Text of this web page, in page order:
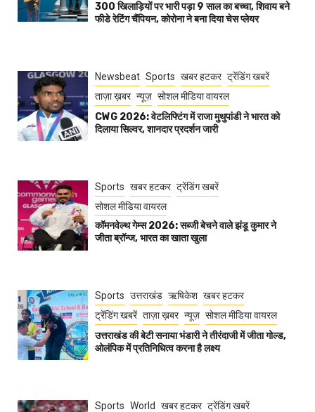
300 खिलाड़ियों पर भारी पड़ा 9 साल का बच्चा, शिवाय बने
फीडे रेटिंग चैंपियन, कोरोना ने बना दिया चेस प्लेयर
Newsbeat Sports खबर हटकर ट्रेंडिंग खबरें
ताज़ा ख़बर न्यूज़ सोशल मीडिया वायरल
CWG 2026: वेटलिफ्टिंग में राजा मुथुपांडी ने भारत को
दिलाया सिल्वर, शानदार प्रदर्शन जारी
Sports खबर हटकर ट्रेंडिंग खबरें
सोशल मीडिया वायरल
कॉमनवेल्थ गेम्स 2026: सब्जी बेचने वाले झंडू कुमार ने
जीता ब्रॉन्ज, भारत का खाता खुला
Sports उत्तराखंड ऋषिकेश खबर हटकर
ट्रेंडिंग खबरें ताज़ा ख़बर न्यूज़ सोशल मीडिया वायरल
उत्तराखंड की बेटी सनाया भंडारी ने तीरंदाजी में जीता गोल्ड,
ओलंपिक में प्रतिनिधित्व करना है लक्ष्य
Sports World खबर हटकर ट्रेंडिंग खबरें